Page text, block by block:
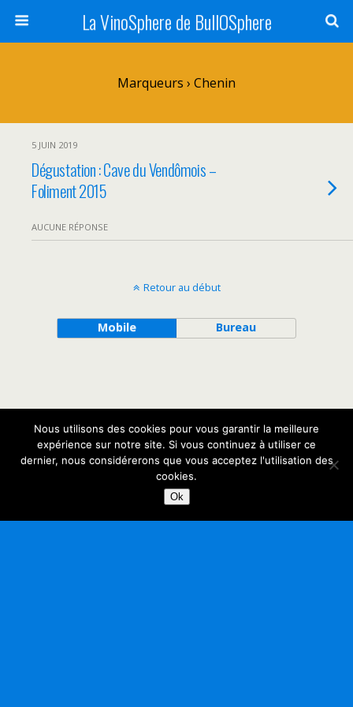
La VinoSphere de BullOSphere
Marqueurs › Chenin
5 JUIN 2019
Dégustation : Cave du Vendômois –
Foliment 2015
AUCUNE RÉPONSE
Retour au début
Mobile Bureau
Nous utilisons des cookies pour vous garantir la meilleure
expérience sur notre site. Si vous continuez à utiliser ce
dernier, nous considérerons que vous acceptez l'utilisation des
cookies.
Ok